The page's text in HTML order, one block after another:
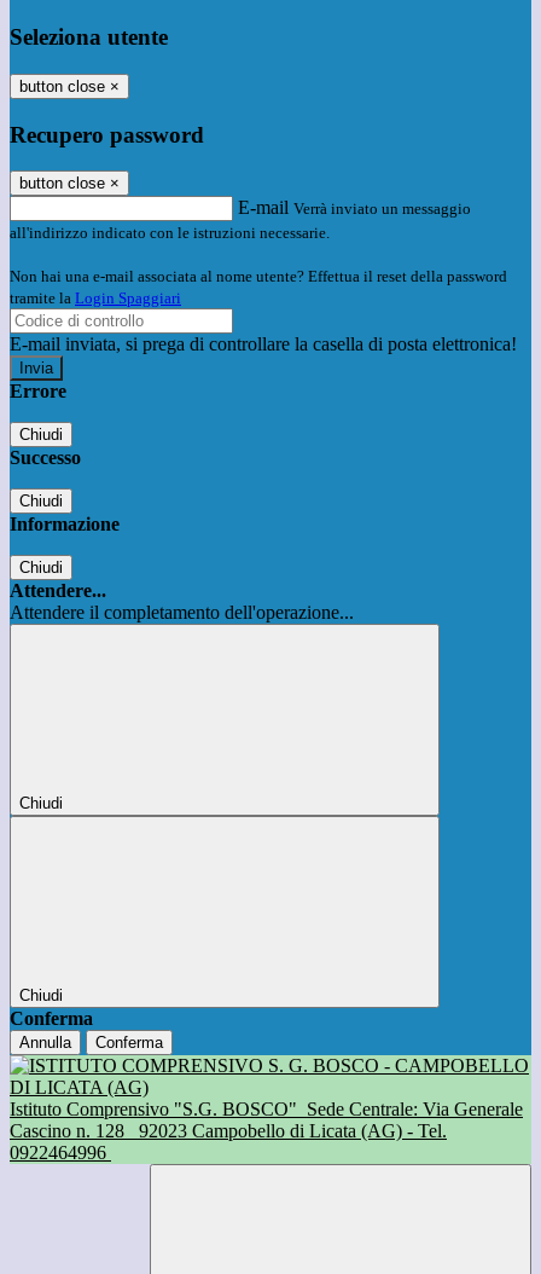
Seleziona utente
button close ×
Recupero password
button close ×
E-mail Verrà inviato un messaggio
all'indirizzo indicato con le istruzioni necessarie.
Non hai una e-mail associata al nome utente? Effettua il reset della password
tramite la Login Spaggiari
E-mail inviata, si prega di controllare la casella di posta elettronica!
Errore
Chiudi
Successo
Chiudi
Informazione
Chiudi
Attendere...
Attendere il completamento dell'operazione...
Chiudi
Chiudi
Conferma
Annulla Conferma
Istituto Comprensivo "S.G. BOSCO" Sede Centrale: Via Generale
Cascino n. 128
92023 Campobello di Licata (AG) - Tel.
0922464996